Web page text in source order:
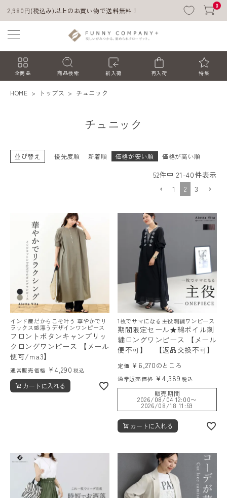
2,980円(税込み)以上のお買い物で送料無料！
0
全商品 商品検索 新入荷 再入荷 特集
ログイン
レディーストップス
レディースボトムス
ファッション雑貨
会員ステージ特典プログラムについて
HOME トップス チュニック
チュニック
並び替え 優先度順 新着順 価格が安い順 価格が高い順
52件中 21 -40件表示
1
2 3
インド産だからこそ叶う 華やかでリ
ラックス感漂うデザインワンピース
フロントボタンキャンブリッ
クロングワンピース 【メール
便可/ma3】
通常販売価格 ¥ 4,290 税込
カートに入れる
1枚でサマになる主役刺繍ワンピース
期間限定セール★綿ボイル刺
繍ロングワンピース 【メール
便不可】 【返品交換不可】
定価 ¥ 6,270のところ
通常販売価格 ¥ 4,389 税込
販売期間
2026/08/04 12:00〜
2026/08/18 11:59
カートに入れる